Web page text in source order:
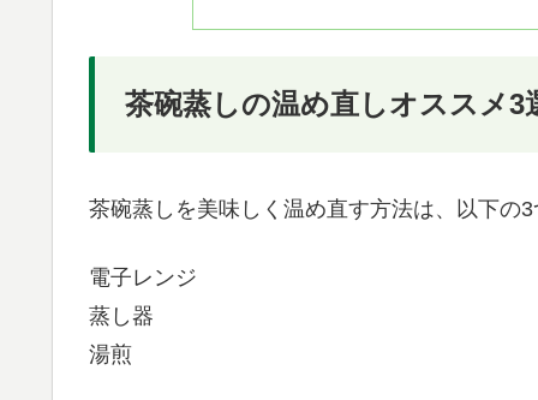
茶碗蒸しの温め直しオススメ3
茶碗蒸しを美味しく温め直す方法は、以下の
電子レンジ
蒸し器
湯煎